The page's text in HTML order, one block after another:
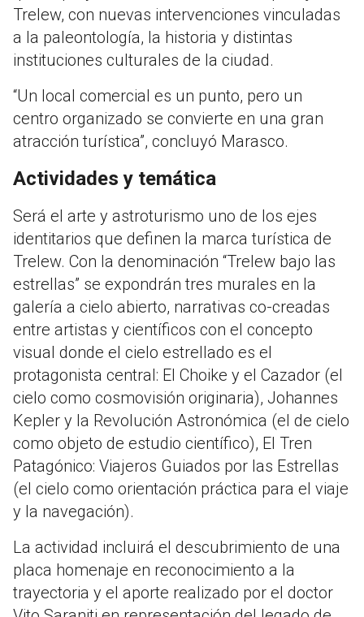
Trelew, con nuevas intervenciones vinculadas
a la paleontología, la historia y distintas
instituciones culturales de la ciudad.
“Un local comercial es un punto, pero un
centro organizado se convierte en una gran
atracción turística”, concluyó Marasco.
Actividades y temática
Será el arte y astroturismo uno de los ejes
identitarios que definen la marca turística de
Trelew. Con la denominación “Trelew bajo las
estrellas” se expondrán tres murales en la
galería a cielo abierto, narrativas co-creadas
entre artistas y científicos con el concepto
visual donde el cielo estrellado es el
protagonista central: El Choike y el Cazador (el
cielo como cosmovisión originaria), Johannes
Kepler y la Revolución Astronómica (el de cielo
como objeto de estudio científico), El Tren
Patagónico: Viajeros Guiados por las Estrellas
(el cielo como orientación práctica para el viaje
y la navegación).
La actividad incluirá el descubrimiento de una
placa homenaje en reconocimiento a la
trayectoria y el aporte realizado por el doctor